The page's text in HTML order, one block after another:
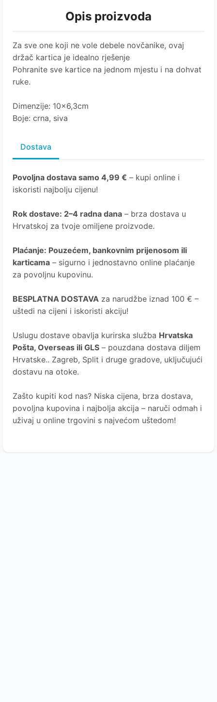
Opis proizvoda
Za sve one koji ne vole debele novčanike, ovaj
držač kartica je idealno rješenje
Pohranite sve kartice na jednom mjestu i na dohvat
ruke.
Dimenzije: 10x6,3cm
Boje: crna, siva
Dostava
Povoljna dostava samo 4,99 € – kupi online i
iskoristi najbolju cijenu!
Rok dostave: 2–4 radna dana – brza dostava u
Hrvatskoj za tvoje omiljene proizvode.
Plaćanje: Pouzećem, bankovnim prijenosom ili
karticama – sigurno i jednostavno online plaćanje
za povoljnu kupovinu.
BESPLATNA DOSTAVA za narudžbe iznad 100 € –
uštedi na cijeni i iskoristi akciju!
Uslugu dostave obavlja kurirska služba Hrvatska
Pošta, Overseas ili GLS – pouzdana dostava diljem
Hrvatske.. Zagreb, Split i druge gradove, uključujući
dostavu na otoke.
Zašto kupiti kod nas? Niska cijena, brza dostava,
povoljna kupovina i najbolja akcija – naruči odmah i
uživaj u online trgovini s najvećom uštedom!